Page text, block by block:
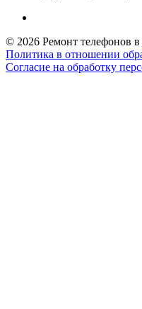
© 2026 Ремонт телефонов
Политика в отношении
Согласие на обработку